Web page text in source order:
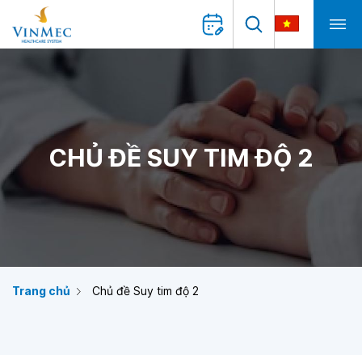
CHỦ ĐỀ SUY TIM ĐỘ 2
Trang chủ Chủ đề Suy tim độ 2